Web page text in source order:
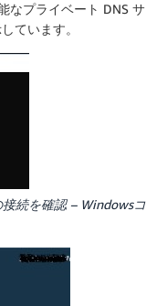
なプライベート DNS サ
ています。
続を確認 – Windowsコ